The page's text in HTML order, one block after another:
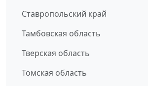
Ставропольский край
Тамбовская область
Тверская область
Томская область